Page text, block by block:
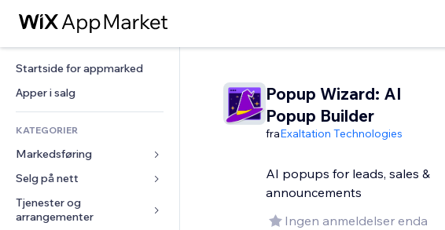
Startside for appmarked
Apper i salg
KATEGORIER
Markedsføring
Annonser
Mobil
Analyser
Selg på nett
Apper for butikker
Frakt og levering
Tjenester og
arrangementer
Popup Wizard: AI
Popup Builder
fraExaltation Technologies
AI popups for leads, sales &
announcements
Ingen anmeldelser enda